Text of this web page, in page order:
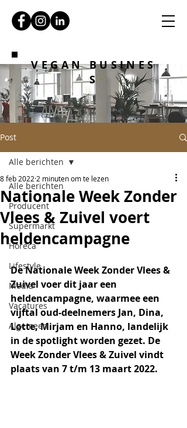
VEGAN BUSINES
S
Post
Alle berichten
Producent
Supermarkt
Horeca
Lifestyle
Media
Vacatures
Algemeen
Alle berichten
Nationale Week Zonder
Vlees & Zuivel voert
heldencampagne
8 feb 2022 2 minuten om te lezen
De Nationale Week Zonder Vlees &
Zuivel voer dit jaar een
heldencampagne, waarmee een
vijftal oud-deelnemers Jan, Dina,
Lotte, Mirjam en Hanno, landelijk
in de spotlight worden gezet. De
Week Zonder Vlees & Zuivel vindt
plaats van 7 t/m 13 maart 2022.